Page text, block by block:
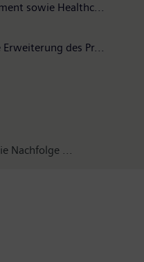
sowie Healthc...
des Pr...
Nachfolge ...